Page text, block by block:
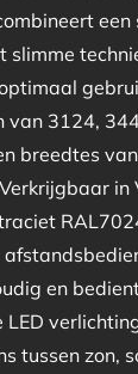
een
slimme
van 3124,
breedtes
in
en
tussen zon,